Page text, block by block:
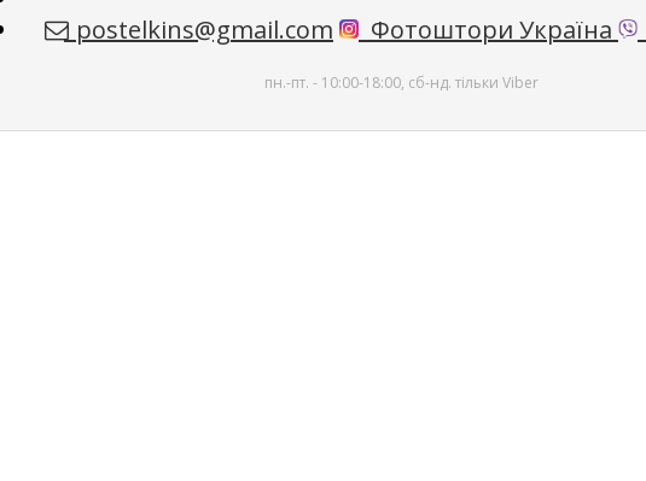
postelkins@gmail.com Фотоштори Україна
пн.-пт. - 10:00-18:00, сб-нд. тільки Viber